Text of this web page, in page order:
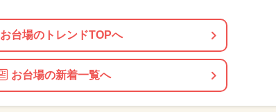
お台場のトレンドTOPへ
お台場の新着一覧へ